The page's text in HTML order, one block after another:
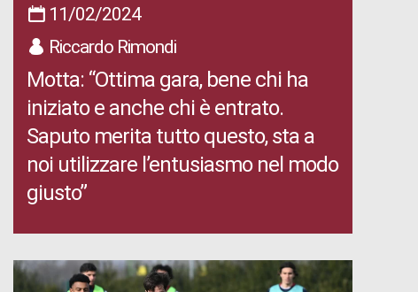
11/02/2024
Riccardo Rimondi
Motta: “Ottima gara, bene chi ha
iniziato e anche chi è entrato.
Saputo merita tutto questo, sta a
noi utilizzare l’entusiasmo nel modo
giusto”